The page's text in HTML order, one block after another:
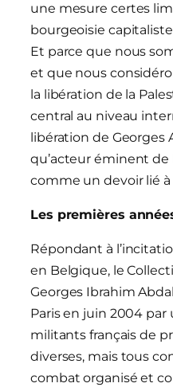
une mesure certes
bourgeoisie
Et parce que nous
et que nous
la libération de la
central au niveau
libération de Georges
qu’acteur éminent de
comme un devoir lié
Les premières
Répondant à
en Belgique, le
Georges Ibrahim
Paris en juin 2004
militants français de
diverses, mais tous
combat organisé et